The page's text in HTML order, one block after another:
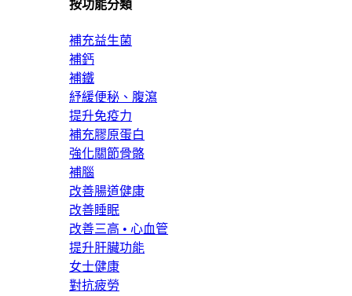
按功能分類
補充益生菌
補鈣
補鐵
紓緩便秘、腹瀉
提升免疫力
補充膠原蛋白
強化關節骨骼
補腦
改善腸道健康
改善睡眠
改善三高 • 心血管
提升肝臟功能
女士健康
對抗疲勞